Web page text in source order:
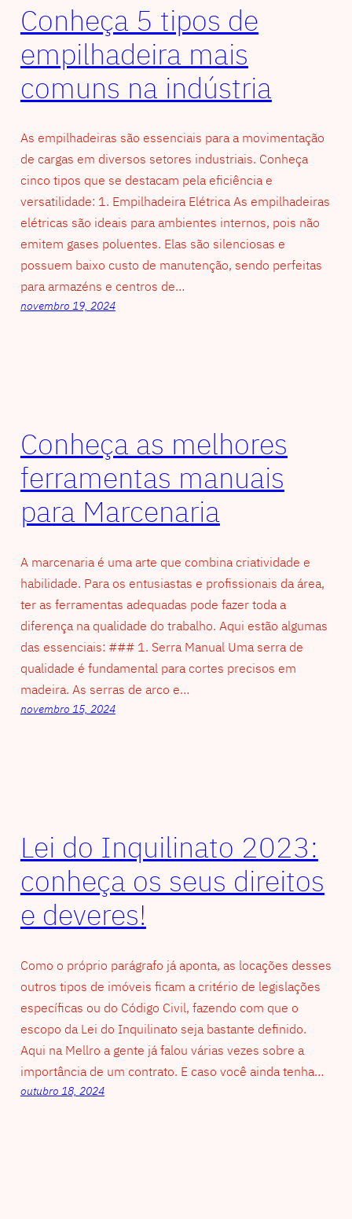
Conheça 5 tipos de
empilhadeira mais
comuns na indústria
As empilhadeiras são essenciais para a movimentação
de cargas em diversos setores industriais. Conheça
cinco tipos que se destacam pela eficiência e
versatilidade: 1. Empilhadeira Elétrica As empilhadeiras
elétricas são ideais para ambientes internos, pois não
emitem gases poluentes. Elas são silenciosas e
possuem baixo custo de manutenção, sendo perfeitas
para armazéns e centros de…
novembro 19, 2024
Conheça as melhores
ferramentas manuais
para Marcenaria
A marcenaria é uma arte que combina criatividade e
habilidade. Para os entusiastas e profissionais da área,
ter as ferramentas adequadas pode fazer toda a
diferença na qualidade do trabalho. Aqui estão algumas
das essenciais: ### 1. Serra Manual Uma serra de
qualidade é fundamental para cortes precisos em
madeira. As serras de arco e…
novembro 15, 2024
Lei do Inquilinato 2023:
conheça os seus direitos
e deveres!
Como o próprio parágrafo já aponta, as locações desses
outros tipos de imóveis ficam a critério de legislações
específicas ou do Código Civil, fazendo com que o
escopo da Lei do Inquilinato seja bastante definido.
Aqui na Mellro a gente já falou várias vezes sobre a
importância de um contrato. E caso você ainda tenha…
outubro 18, 2024